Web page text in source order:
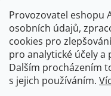
Provozovatel eshopu
osobních údajů,
cookies pro
pro analytické účely
Dalším procházením
s jejich používáním.
Facebook